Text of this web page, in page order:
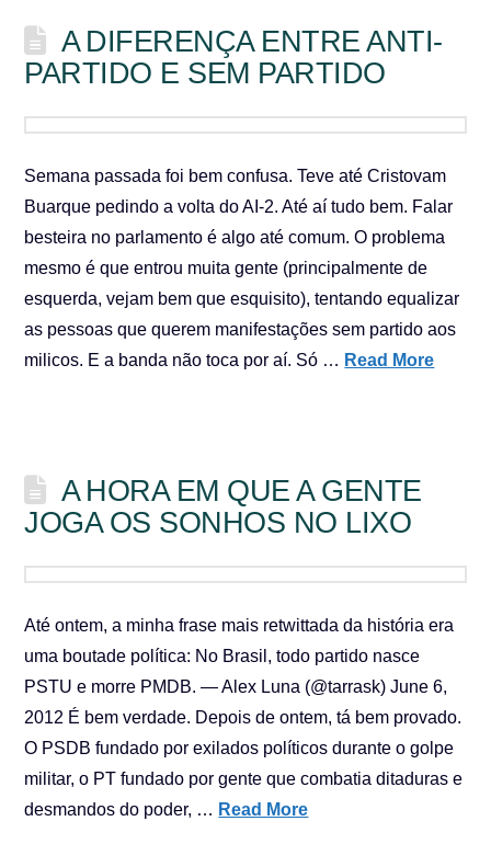
A DIFERENÇA ENTRE ANTI-
PARTIDO E SEM PARTIDO
Semana passada foi bem confusa. Teve até Cristovam
Buarque pedindo a volta do AI-2. Até aí tudo bem. Falar
besteira no parlamento é algo até comum. O problema
mesmo é que entrou muita gente (principalmente de
esquerda, vejam bem que esquisito), tentando equalizar
as pessoas que querem manifestações sem partido aos
milicos. E a banda não toca por aí. Só … Read More
A HORA EM QUE A GENTE
JOGA OS SONHOS NO LIXO
Até ontem, a minha frase mais retwittada da história era
uma boutade política: No Brasil, todo partido nasce
PSTU e morre PMDB. — Alex Luna (@tarrask) June 6,
2012 É bem verdade. Depois de ontem, tá bem provado.
O PSDB fundado por exilados políticos durante o golpe
militar, o PT fundado por gente que combatia ditaduras e
desmandos do poder, … Read More